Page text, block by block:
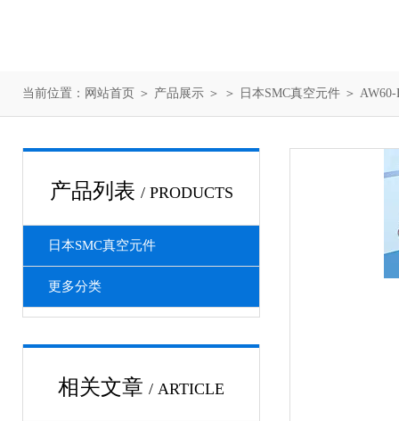
当前位置： 网站首页 ＞ 产品展示 ＞ ＞ 日本SMC真空元件 ＞
产品列表 / PRODUCTS
日本SMC真空元件
更多分类
相关文章 / ARTICLE